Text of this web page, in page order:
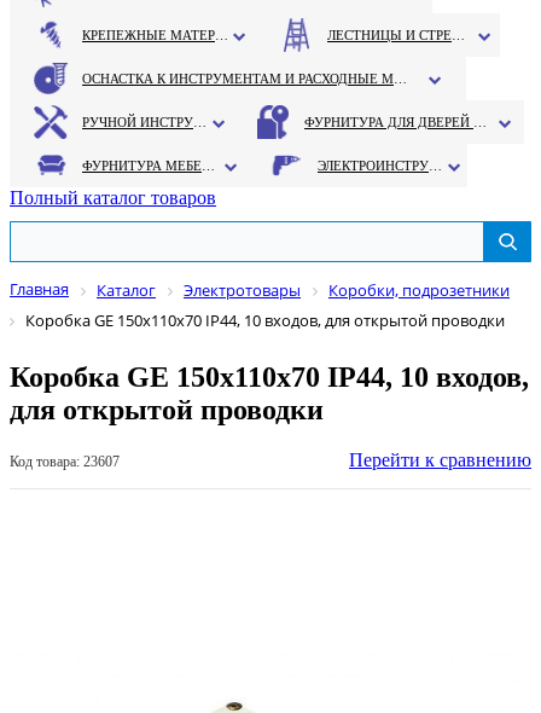
Полный каталог товаров
Главная Каталог Электротовары
Коробки, подрозетники
Коробка GE 150х110х70 IP44, 10 входов, для открытой проводки
Коробка GE 150х110х70 IP44, 10 входов,
для открытой проводки
Код товара: 23607 Перейти к сравнению